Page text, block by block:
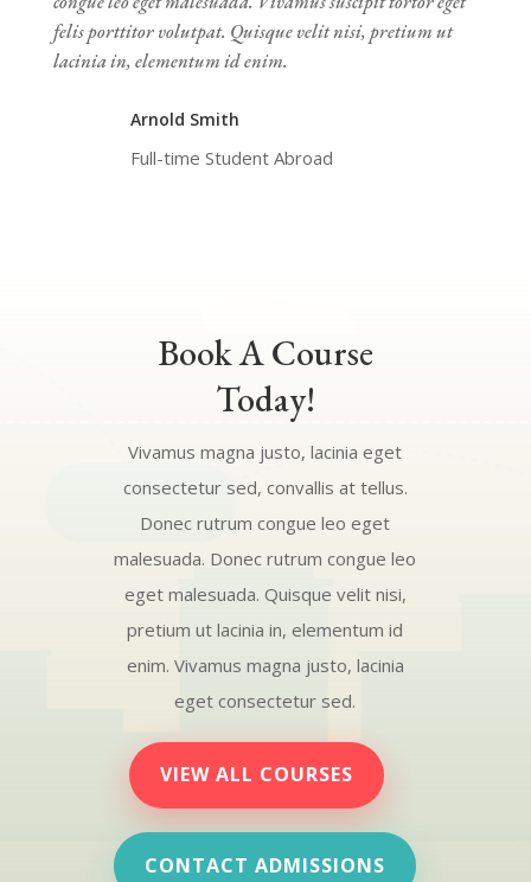
felis porttitor volutpat. Quisque velit nisi, pretium ut
lacinia in, elementum id enim.
Arnold Smith
Full-time Student Abroad
Book A Course
Today!
Vivamus magna justo, lacinia eget
consectetur sed, convallis at tellus.
Donec rutrum congue leo eget
malesuada. Donec rutrum congue leo
eget malesuada. Quisque velit nisi,
pretium ut lacinia in, elementum id
enim. Vivamus magna justo, lacinia
eget consectetur sed.
VIEW ALL COURSES
CONTACT ADMISSIONS